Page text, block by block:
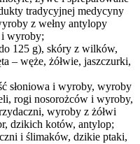
tradycyjnej medycyny
z wełny antylopy
i wyroby;
125 g), skóry z wilków,
– węże, żółwie, jaszczurki,
słoniowa i wyroby, wyroby
rogi nosorożców i wyroby,
wyroby z żółwi
dzikich kotów, antylop;
i ślimaków, dzikie ptaki,